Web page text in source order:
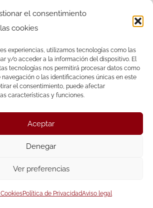
el consentimiento
cookies
experiencias, utilizamos tecnologías como las
y/o acceder a la información del dispositivo. El
tecnologías nos permitirá procesar datos como
o las identificaciones únicas en este
el consentimiento, puede afectar
características y funciones.
Aceptar
Denegar
Ver preferencias
Política de PrivacidadAviso legal
de Participación,
Cooperación y Calidad
como por la Diputación
de València.
Accesia Soluciones S.L.